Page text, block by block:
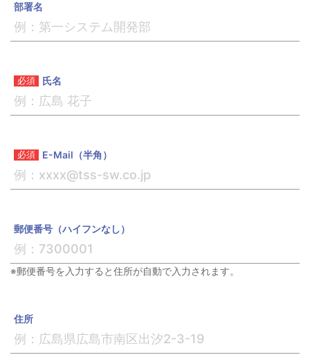
部署名
氏名
E-Mail（半角）
郵便番号（ハイフンなし）
※郵便番号を入力すると住所が自動で入力されます。
住所